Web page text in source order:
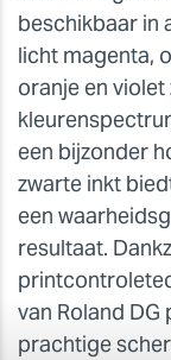
beschikbaar in
licht magenta,
oranje en
een bijzonder
zwarte inkt
een
resultaat.
van Roland
prachtige